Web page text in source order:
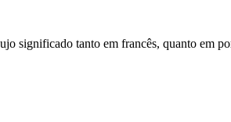
significado tanto em francês, quanto em